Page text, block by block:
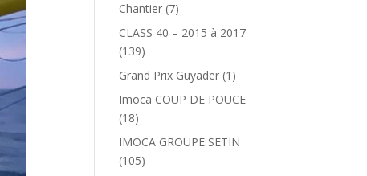
Chantier (7)
CLASS 40 – 2015 à 2017
(139)
Grand Prix Guyader (1)
Imoca COUP DE POUCE
(18)
IMOCA GROUPE SETIN
(105)